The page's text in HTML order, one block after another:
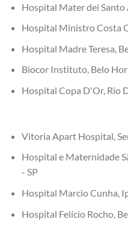
Hospital Mater dei
Hospital Ministro Costa
Hospital Madre Teresa,
Biocor Instituto, Belo
Hospital Copa D'Or, Rio
Vitoria Apart Hospital,
Hospital e Maternidade
- SP
Hospital Marcio Cunha,
Hospital Felício Rocho,